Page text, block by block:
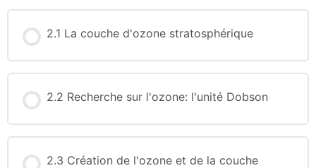
2.1 La couche d'ozone stratosphérique
2.2 Recherche sur l'ozone: l'unité Dobson
2.3 Création de l'ozone et de la couche